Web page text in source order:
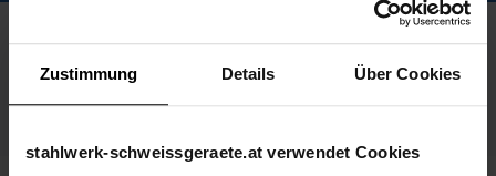
Zustimmung Details Über Cookies
stahlwerk-schweissgeraete.at verwendet Cookies
Technische Daten